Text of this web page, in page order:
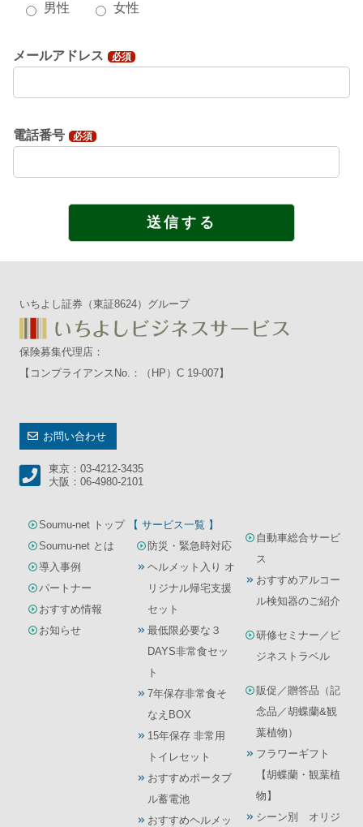
男性 女性
メールアドレス 必須
電話番号 必須
いちよし証券（東証8624）グループ
保険募集代理店：
【コンプライアンスNo.：（HP）C 19-007】
お問い合わせ
東京：03-4212-3435
大阪：06-4980-2101
Soumu-net トップ
Soumu-net とは
導入事例
パートナー
おすすめ情報
お知らせ
【 サービス一覧 】
防災・緊急時対応
ヘルメット入り オ
リジナル帰宅支援
セット
最低限必要な３
DAYS非常食セッ
ト
7年保存非常食そ
なえBOX
15年保存 非常用
トイレセット
おすすめポータブ
ル蓄電池
おすすめヘルメッ
自動車総合サービ
ス
おすすめアルコー
ル検知器のご紹介
研修セミナー／ビ
ジネストラベル
販促／贈答品（記
念品／胡蝶蘭&観
葉植物）
フラワーギフト
【胡蝶蘭・観葉植
物】
シーン別 オリジ